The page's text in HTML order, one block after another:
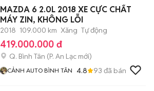
MAZDA 6 2.0L 2018 XE CỰC CHẤT
MÁY ZIN, KHÔNG LỖI
2018 109.000 km Xăng Tự động
419.000.000 đ
Q. Bình Tân (P. An Lạc mới)
CẢNH AUTO BÌNH TÂN 4.8 93 đã bán